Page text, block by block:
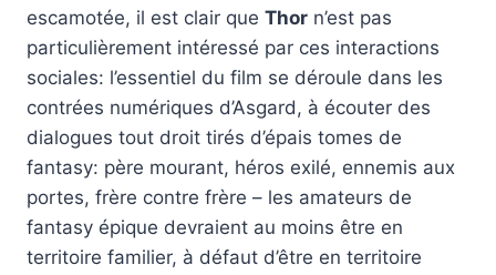
escamotée, il est clair que Thor n’est pas
particulièrement intéressé par ces interactions
sociales: l’essentiel du film se déroule dans les
contrées numériques d’Asgard, à écouter des
dialogues tout droit tirés d’épais tomes de
fantasy: père mourant, héros exilé, ennemis aux
portes, frère contre frère – les amateurs de
fantasy épique devraient au moins être en
territoire familier, à défaut d’être en territoire